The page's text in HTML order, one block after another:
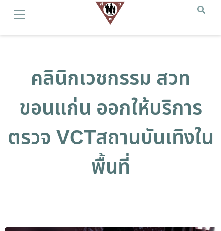
คลินิกเวชกรรม สวท
ขอนแก่น ออกให้บริการ
ตรวจ VCTสถานบันเทิงใน
พื้นที่